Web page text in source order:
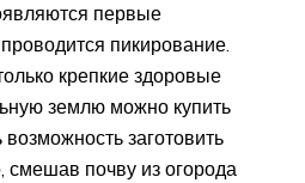
первые
пикирование.
крепкие здоровые
землю можно купить
возможность заготовить
смешав почву из огорода